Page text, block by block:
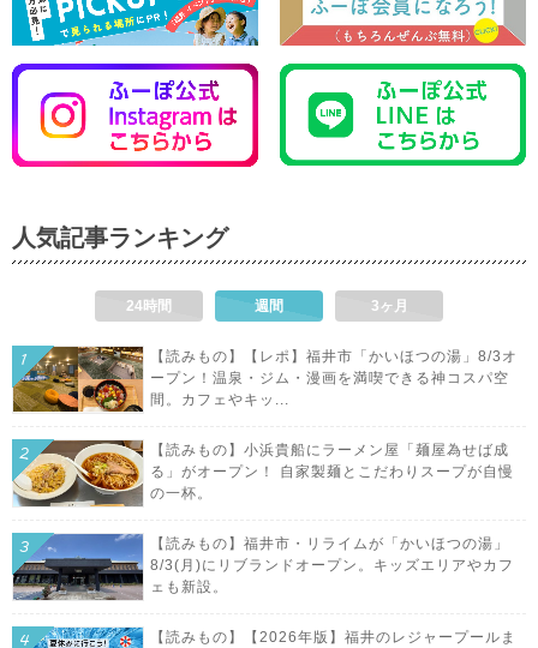
人気記事ランキング
24時間 週間 3ヶ月
【読みもの】【レポ】福井市「かいほつの湯」8/3オ
ープン！温泉・ジム・漫画を満喫できる神コスパ空
間。カフェやキッ...
【読みもの】小浜貴船にラーメン屋「麺屋為せば成
る」がオープン！ 自家製麺とこだわりスープが自慢
の一杯。
【読みもの】福井市・リライムが「かいほつの湯」
8/3(月)にリブランドオープン。キッズエリアやカフ
ェも新設。
【読みもの】【2026年版】福井のレジャープールま